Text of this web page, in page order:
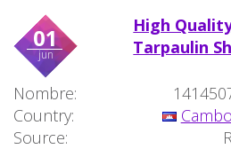
01
jun
High
Tarpaulin
Nombre:
Country:
Source: